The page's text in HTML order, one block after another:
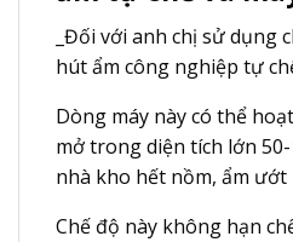
_Đối với anh chị sử dụng
hút ẩm công nghiệp tự
Dòng máy này có thể
mở trong diện tích lớn
nhà kho hết nồm, ẩm ướt
Chế độ này không hạn